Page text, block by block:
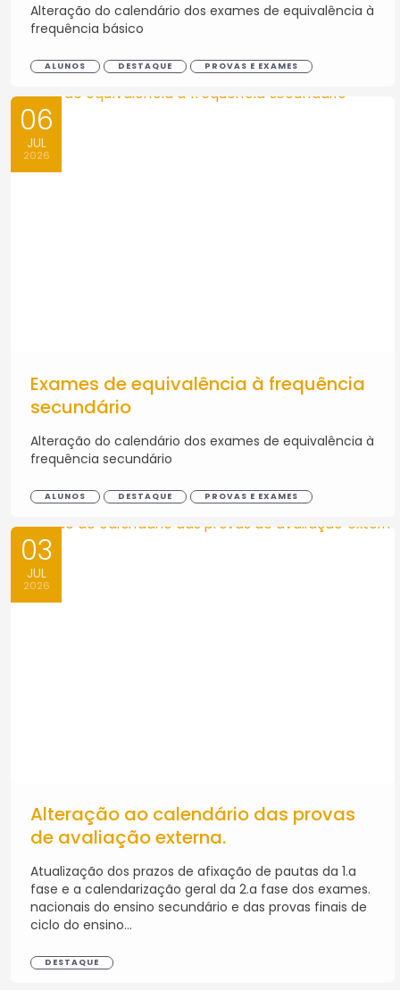
Alteração do calendário dos exames de equivalência à
frequência básico
ALUNOS DESTAQUE PROVAS E EXAMES
06
JUL
2026
Exames de equivalência à frequência
secundário
Alteração do calendário dos exames de equivalência à
frequência secundário
ALUNOS DESTAQUE PROVAS E EXAMES
03
JUL
2026
Alteração ao calendário das provas
de avaliação externa.
Atualização dos prazos de afixação de pautas da 1.a
fase e a calendarização geral da 2.a fase dos exames.
nacionais do ensino secundário e das provas finais de
ciclo do ensino...
DESTAQUE